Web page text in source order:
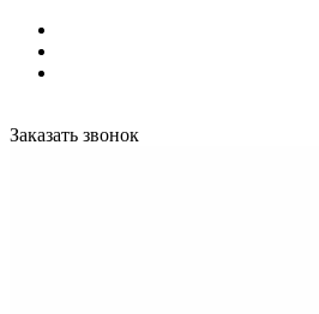
Заказать звонок